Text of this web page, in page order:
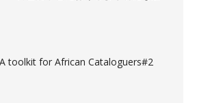
toolkit for African Cataloguers#2